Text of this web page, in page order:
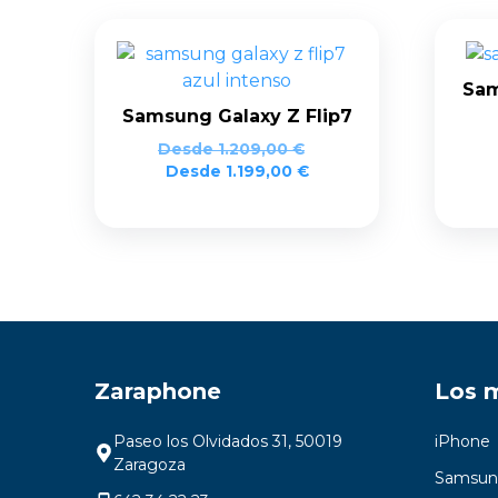
Samsung Galaxy Z Flip7
Desde1.209,00€
Desde 1.199,00 €
Zaraphone
Paseo los Olvidados 31, 50019
Zaragoza
Los
iPhone